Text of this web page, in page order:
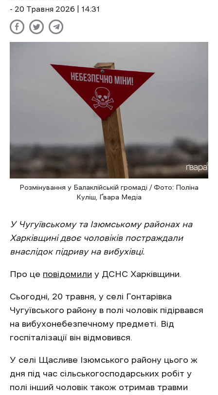
- 20 Травня 2026 | 14:31
Розмінування у Балаклійській громаді / Фото: Поліна
Куліш, Ґвара Медіа
У Чугуївському та Ізюмському районах на
Харківщині двоє чоловіків постраждали
внаслідок підриву на вибухівці.
Про це повідомили у ДСНС Харківщини.
Сьогодні, 20 травня, у селі Гонтарівка
Чугуївського району в полі чоловік підірвався
на вибухонебезпечному предметі. Від
госпіталізації він відмовився.
У селі Щасливе Ізюмського району цього ж
дня під час сільськогосподарських робіт у
полі інший чоловік також отримав травми